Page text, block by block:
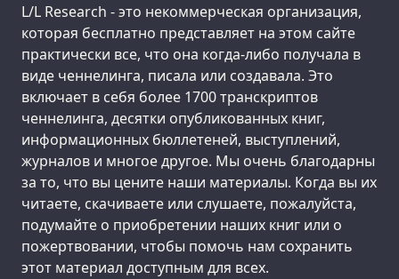
Support us:
L/L Research - это некоммерческая организация,
которая бесплатно представляет на этом сайте
практически все, что она когда-либо получала в
виде ченнелинга, писала или создавала. Это
включает в себя более 1700 транскриптов
ченнелинга, десятки опубликованных книг,
информационных бюллетеней, выступлений,
журналов и многое другое. Мы очень благодарны
за то, что вы цените наши материалы. Когда вы их
читаете, скачиваете или слушаете, пожалуйста,
подумайте о приобретении наших книг или о
пожертвовании, чтобы помочь нам сохранить
этот материал доступным для всех.